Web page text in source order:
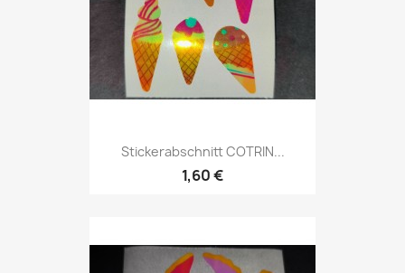
Stickerabschnitt COTRIN...
1,60 €